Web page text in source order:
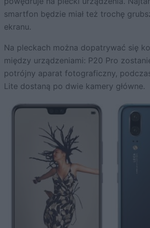
smartfon będzie miał też trochę
ekranu.
Na pleckach można dopatrywać się
między urządzeniami: P20 Pro
potrójny aparat fotograficzny,
Lite dostaną po dwie kamery główne.